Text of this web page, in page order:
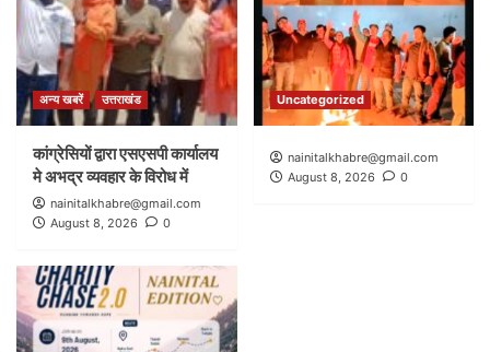
अन्य खबरें उत्तराखंड
कांग्रेसियों द्वारा एसएसपी कार्यालय
मे अभद्र व्यवहार के विरोध में
nainitalkhabre@gmail.com
August 8, 2026
0
Uncategorized
nainitalkhabre@gmail.com
August 8, 2026
0